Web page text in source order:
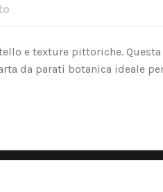
e texture pittoriche.
da parati botanica ideale